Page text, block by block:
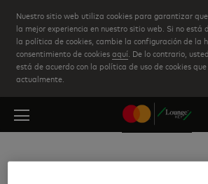
Skip
to
main
content
Nuestro sitio web utiliza cookies para garantizar
la mejor experiencia en nuestro sitio web. Si no está
la política de cookies, cambie la configuración de la
consentimiento de cookiesaquí . De lo contrario,
está de acuerdo con la política de uso de cookies
actualmente.